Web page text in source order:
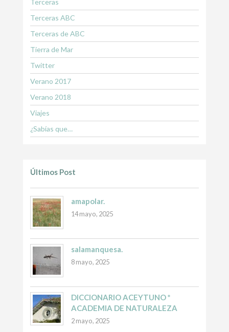
Terceras
Terceras ABC
Terceras de ABC
Tierra de Mar
Twitter
Verano 2017
Verano 2018
Viajes
¿Sabías que…
Últimos Post
amapolar.
14 mayo, 2025
salamanquesa.
8 mayo, 2025
DICCIONARIO ACEYTUNO *
ACADEMIA DE NATURALEZA
2 mayo, 2025